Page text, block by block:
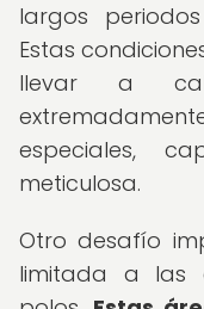
largos
Estas
llevar a
especiales,
meticulosa.
Otro desafío
limitada a las